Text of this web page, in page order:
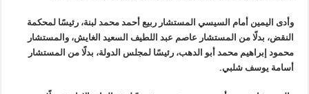
وأدى اليمين أمام السيسي المستشار ربيع أحمد محمد لبنة، رئيسًا لمحكمة
النقض، بدلًا من المستشار عاصم عبد اللطيف السعيد الغايش، والمستشار
محمود إبراهيم محمد أبو الدهب، رئيسًا لمجلس الدولة، بدلًا من المستشار
أسامة يوسف شلبي.